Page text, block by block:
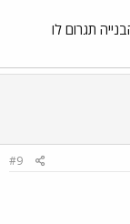
תגרום לו
#9